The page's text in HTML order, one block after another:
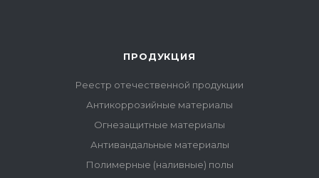
ПРОДУКЦИЯ
Реестр отечественной продукции
Антикоррозийные материалы
Огнезащитные материалы
Антивандальные материалы
Полимерные (наливные) полы